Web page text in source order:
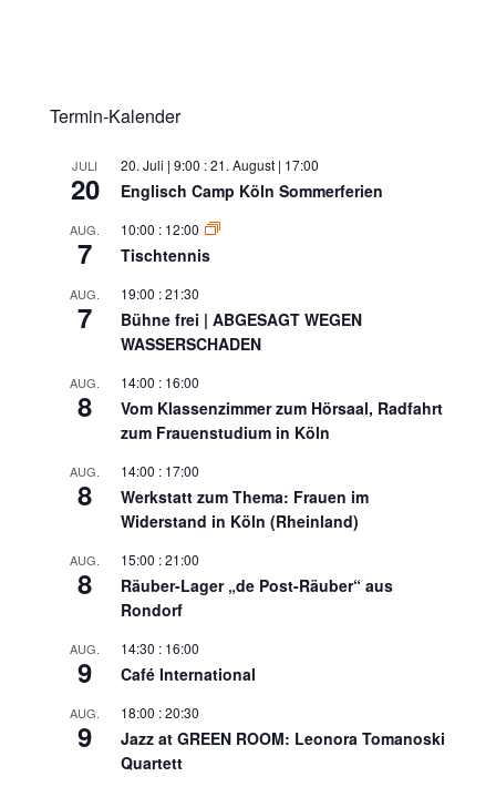
Termin-Kalender
JULI
20
20. Juli | 9:00 :21. August | 17:00
Englisch Camp Köln Sommerferien
AUG.
7
10:00 : 12:00
Tischtennis
AUG.
7
19:00 :21:30
Bühne frei | ABGESAGT WEGEN
WASSERSCHADEN
AUG.
8
14:00 : 16:00
Vom Klassenzimmer zum Hörsaal, Radfahrt
zum Frauenstudium in Köln
AUG.
8
14:00 : 17:00
Werkstatt zum Thema: Frauen im
Widerstand in Köln (Rheinland)
AUG.
8
15:00 :21:00
Räuber-Lager „de Post-Räuber“ aus
Rondorf
AUG.
9
14:30 : 16:00
Café International
AUG.
9
18:00 :20:30
Jazz at GREEN ROOM: Leonora Tomanoski
Quartett